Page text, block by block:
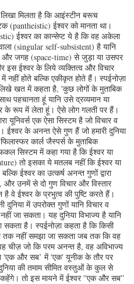
मिलता है कि आइंस्टीन बरूच
(pantheistic) ईश्वर को मानता था।
ईश्वर का कान्सेप्ट ये है कि वह अकेला
(singular self-subsistent) है यानि
और जगह (space-time) से जुड़ा या उसपर
इस ईश्वर के लिये व्यक्तित्व और विचार
होते बल्कि एकीकृत होते हैं। स्पईनोज़ा
खत में कहता है, 'कुछ लोगों के मुताबिक
पहचानता हूं यानि उसे द्रव्यमान या
के रूप में लेता हूं। ऐसे लोग गलती पर हैं।
यूनिवर्स एक ऐसा सिस्टम है जो विचार व
ईश्वर के अनन्त ऐसे गुण हैं जो हमारी दुनिया
कार्ल जैस्पर्स के मुताबिक
सिस्टम में कहा गया है कि ईश्वर या
तो इसका ये मतलब नहीं कि ईश्वर या
ईश्वर का उत्कर्ष अनन्त गुणों द्वारा
और उनमें से दो गुण विचार और विस्तार
है वे ईश्वर के प्रभुत्व की पुष्टि करते हैं।
में उपरोक्त गुणों यानि विचार व
नहीं जा सकता। यह दुनिया विभाज्य है यानि
सकता है। स्पईनोज़ा कहता है कि किसी
तक नहीं समझा जा सकता जब तक कि वह
चीज़ जो कि परम अनन्त है, वह अविभाज्य
'एक और सब’ में 'एक' यूनीक के तौर पर
की तमाम सीमित वस्तुओं के कुल से
तो इस मायने में ईश्वर ''एक और सब”